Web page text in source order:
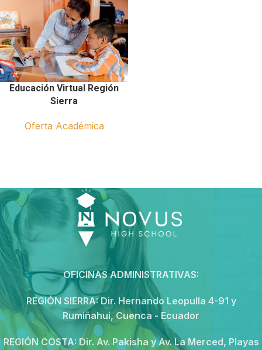
Educación Virtual Región
Sierra
Oferta Académica
OFICINAS ADMINISTRATIVAS:
REGIÓN SIERRA:Dir. Hernando Leopulla 4-91 y
Rumiñahui, Cuenca - Ecuador
REGIÓN COSTA: Dir. Av. Pakisha y Av. La Merced, Playas